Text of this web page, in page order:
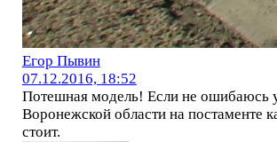
Егор Пывин
07.12.2016, 18:52
Потешная модель! Если не ошибаюсь
Воронежской области на постаменте
стоит.